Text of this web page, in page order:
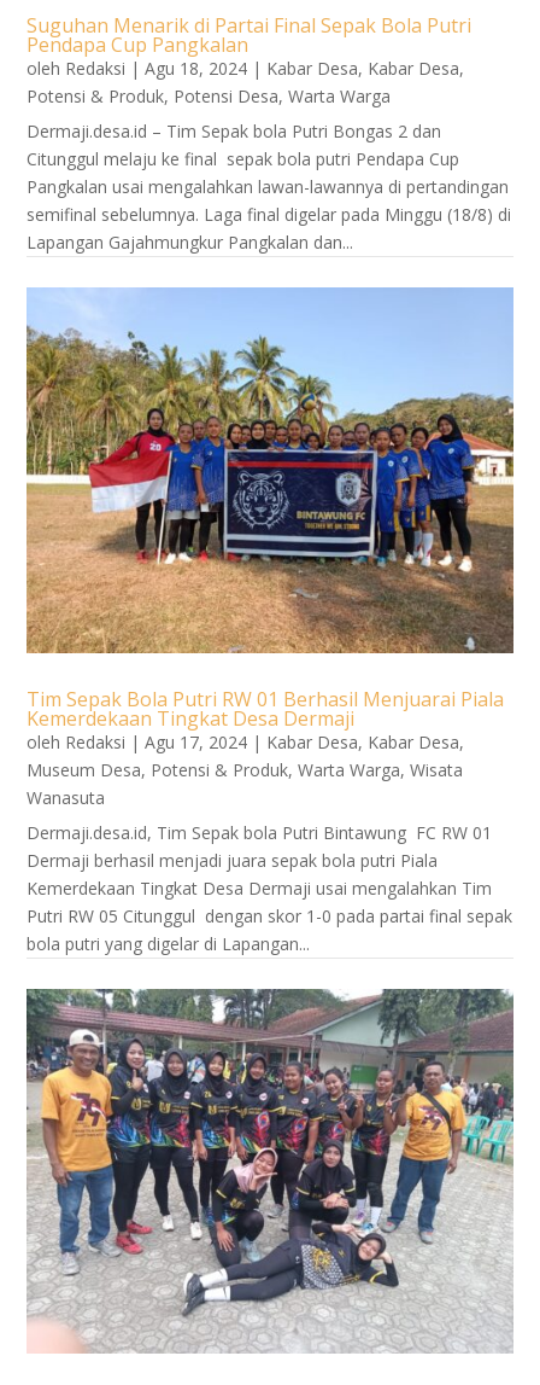
Suguhan Menarik di Partai Final Sepak Bola Putri
Pendapa Cup Pangkalan
oleh Redaksi |Agu 18, 2024 | Kabar Desa, Kabar Desa,
Potensi & Produk, Potensi Desa,Warta Warga
Dermaji.desa.id – Tim Sepak bola Putri Bongas 2 dan
Citunggul melaju ke final sepak bola putri Pendapa Cup
Pangkalan usai mengalahkan lawan-lawannya di pertandingan
semifinal sebelumnya. Laga final digelar pada Minggu (18/8) di
Lapangan Gajahmungkur Pangkalan dan...
Tim Sepak Bola Putri RW 01 Berhasil Menjuarai Piala
Kemerdekaan Tingkat Desa Dermaji
oleh Redaksi |Agu 17, 2024 | Kabar Desa, Kabar Desa,
Museum Desa, Potensi & Produk,Warta Warga,Wisata
Wanasuta
Dermaji.desa.id, Tim Sepak bola Putri Bintawung FC RW 01
Dermaji berhasil menjadi juara sepak bola putri Piala
Kemerdekaan Tingkat Desa Dermaji usai mengalahkan Tim
Putri RW 05 Citunggul dengan skor 1-0 pada partai final sepak
bola putri yang digelar di Lapangan...